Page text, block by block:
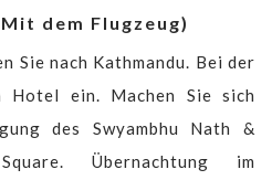
dem Flugzeug)
Sie nach Kathmandu. Bei der
Hotel ein. Machen Sie sich
des Swyambhu Nath &
Übernachtung im